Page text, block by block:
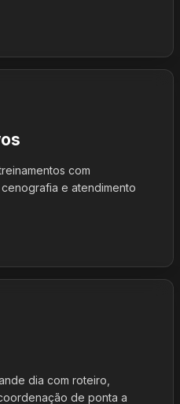
com
e atendimento
dia com roteiro,
de ponta a